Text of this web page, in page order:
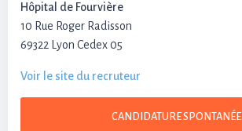
Hôpital de Fourvière
10 Rue Roger Radisson
69322 Lyon Cedex 05
Voir le site du recruteur
CANDIDATURE SPONTANÉE